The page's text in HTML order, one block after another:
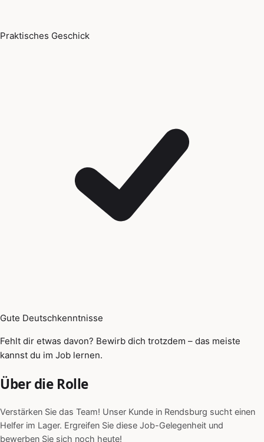
Praktisches Geschick
Gute Deutschkenntnisse
Fehlt dir etwas davon? Bewirb dich trotzdem – das meiste
kannst du im Job lernen.
Über die Rolle
Verstärken Sie das Team! Unser Kunde in Rendsburg sucht einen
Helfer im Lager. Ergreifen Sie diese Job-Gelegenheit und
bewerben Sie sich noch heute!